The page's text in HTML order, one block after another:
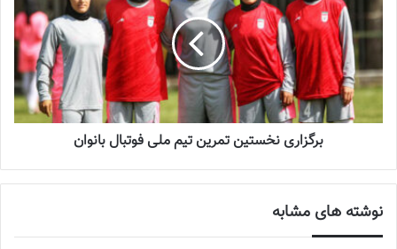
از برنامه‌های تیم ملی بی‌خبرم
📰 منبع :تسنیم 📸عکس :تسنیم
نوشته های مشابه
جنجال جدید در سوپرلیگ فوتسال
برگزاری نخستین تمرین تیم ملی فوتبال بانوان
نوشته های مشابه